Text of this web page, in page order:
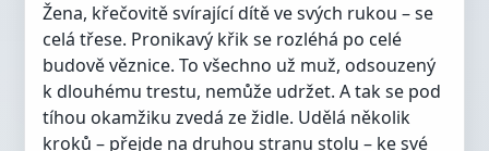
Žena, křečovitě svírající dítě ve svých rukou – se
celá třese. Pronikavý křik se rozléhá po celé
budově věznice. To všechno už muž, odsouzený
k dlouhému trestu, nemůže udržet. A tak se pod
tíhou okamžiku zvedá ze židle. Udělá několik
kroků – přejde na druhou stranu stolu – ke své